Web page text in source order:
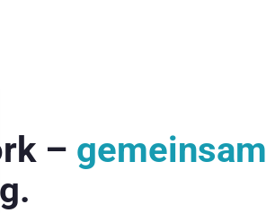
– gemeinsam